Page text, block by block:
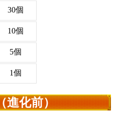
30個
10個
5個
1個
進化前）